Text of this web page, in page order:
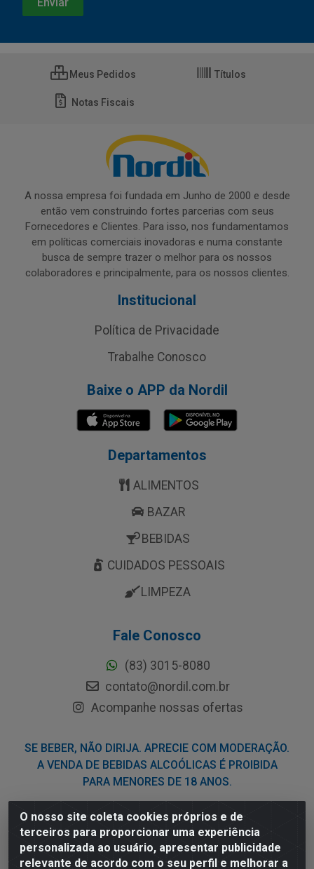
O nosso site coleta cookies próprios e de
terceiros para proporcionar uma experiência
personalizada ao usuário, apresentar publicidade
relevante de acordo com o seu perfil e melhorar a
Meus Pedidos Títulos
Notas Fiscais
A nossa empresa foi fundada em Junho de 2000 e desde
então vem construindo fortes parcerias com seus
Fornecedores e Clientes. Para isso, nos fundamentamos
em políticas comerciais inovadoras e numa constante
busca de sempre trazer o melhor para os nossos
colaboradores e principalmente, para os nossos clientes.
Institucional
Política de Privacidade
Trabalhe Conosco
Baixe o APP da Nordil
Departamentos
ALIMENTOS
BAZAR
BEBIDAS
CUIDADOS PESSOAIS
LIMPEZA
Fale Conosco
(83) 3015-8080
contato@nordil.com.br
Acompanhe nossas ofertas
SE BEBER, NÃO DIRIJA. APRECIE COM MODERAÇÃO.
A VENDA DE BEBIDAS ALCOÓLICAS É PROIBIDA
PARA MENORES DE 18 ANOS.
Nordil Distribuidora - Avenida Liberdade, 2738, Bloco F -
Sesi - Bayeux/PB - CEP 58.111-400 - CNPJ
03.775.813/0001-41